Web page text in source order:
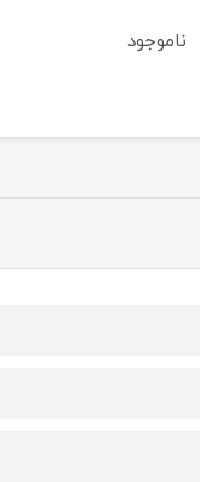
ناموجود